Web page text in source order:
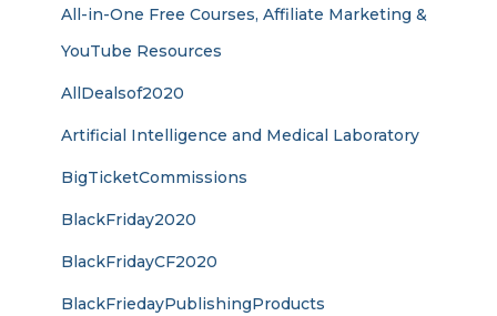
All-in-One Free Courses, Affiliate Marketing &
YouTube Resources
AllDealsof2020
Artificial Intelligence and Medical Laboratory
BigTicketCommissions
BlackFriday2020
BlackFridayCF2020
BlackFriedayPublishingProducts